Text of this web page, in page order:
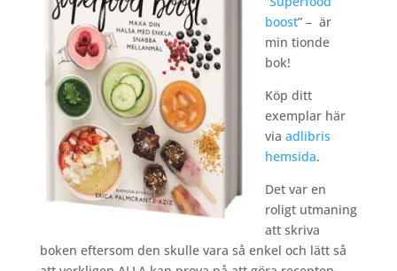
boost” – är
min tionde
bok!
Köp ditt
exemplar här
via adlibris
hemsida.
Det var en
roligt utmaning
att skriva
boken eftersom den skulle vara så enkel och lätt så